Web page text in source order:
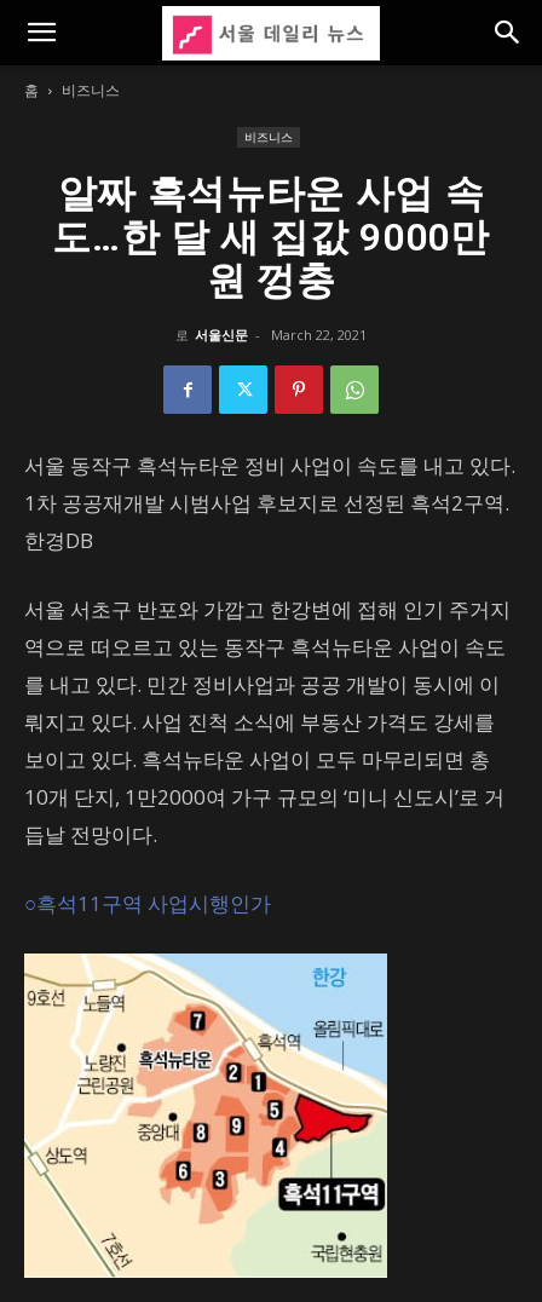
홈 비즈니스
비즈니스
알짜 흑석뉴타운 사업 속
도…한 달 새 집값 9000만
원 껑충
로 서울신문 - March 22, 2021
서울 동작구 흑석뉴타운 정비 사업이 속도를 내고 있다.
1차 공공재개발 시범사업 후보지로 선정된 흑석2구역.
한경DB
서울 서초구 반포와 가깝고 한강변에 접해 인기 주거지
역으로 떠오르고 있는 동작구 흑석뉴타운 사업이 속도
를 내고 있다. 민간 정비사업과 공공 개발이 동시에 이
뤄지고 있다. 사업 진척 소식에 부동산 가격도 강세를
보이고 있다. 흑석뉴타운 사업이 모두 마무리되면 총
10개 단지, 1만2000여 가구 규모의 ‘미니 신도시’로 거
듭날 전망이다.
○흑석11구역 사업시행인가